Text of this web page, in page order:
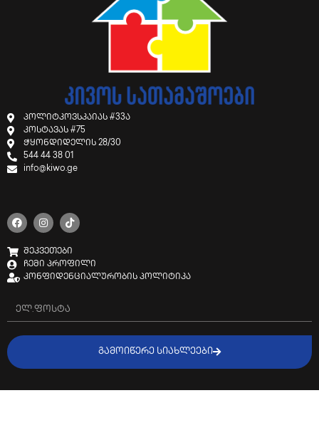
პოლიტკოვსკაიას #33ა
კოსტავას #75
ჭყონდიდელის 28/30
544 44 38 01
info@kiwo.ge
შეკვეთები
ჩემი პროფილი
კონფიდენციალურობის პოლიტიკა
ᲒᲐᲛᲝᲘᲬᲔᲠᲔ ᲡᲘᲐᲮᲚᲔᲔᲑᲘ